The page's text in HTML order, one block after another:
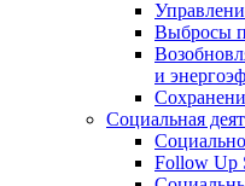
Выбросы
и
Социальная
Follow Up